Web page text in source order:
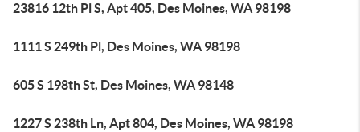
23816 12th Pl S, Apt 405, Des Moines, WA 98198
1111 S 249th Pl, Des Moines, WA 98198
605 S 198th St, Des Moines, WA 98148
1227 S 238th Ln, Apt 804, Des Moines, WA 98198